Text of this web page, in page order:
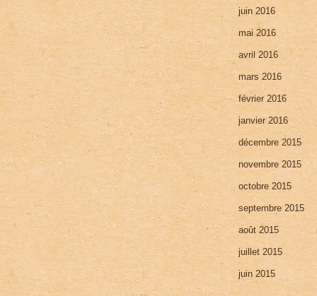
juin 2016
mai 2016
avril 2016
mars 2016
février 2016
janvier 2016
décembre 2015
novembre 2015
octobre 2015
septembre 2015
août 2015
juillet 2015
juin 2015